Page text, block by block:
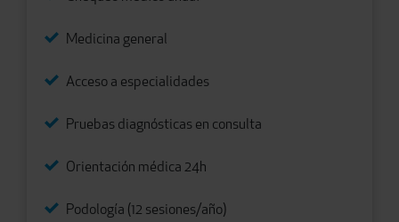
Medicina general
Acceso a especialidades
Pruebas diagnósticas en consulta
Orientación médica 24h
Podología (12 sesiones/año)